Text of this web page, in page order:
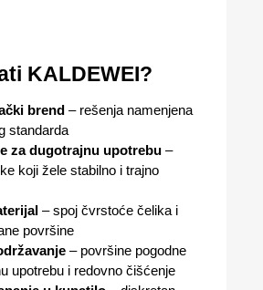
KALDEWEI?
brend – rešenja namenjena
standarda
za dugotrajnu upotrebu –
koji žele stabilno i trajno
– spoj čvrstoće čelika i
površine
– površine pogodne
upotrebu i redovno čišćenje